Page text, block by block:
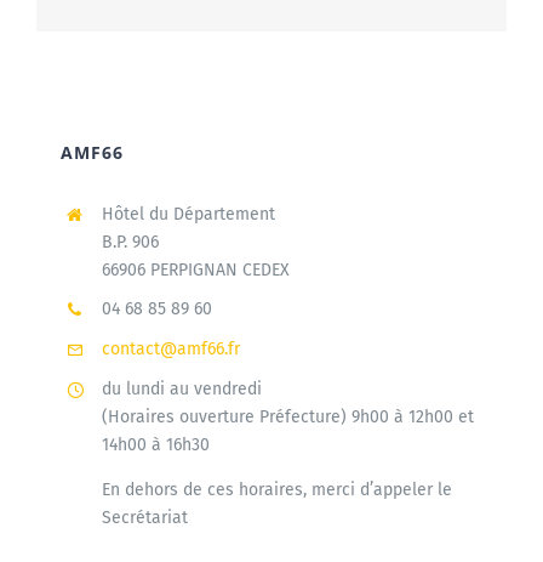
AMF66
Hôtel du Département
B.P. 906
66906 PERPIGNAN CEDEX
04 68 85 89 60
contact@amf66.fr
du lundi au vendredi
(Horaires ouverture Préfecture) 9h00 à 12h00 et
14h00 à 16h30
En dehors de ces horaires, merci d’appeler le
Secrétariat